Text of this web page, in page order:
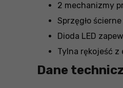
2 mechanizmy
Sprzęgło
Dioda LED
Tylna rękojeść
Dane